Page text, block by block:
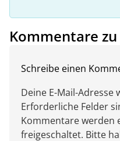
Kommentare
Schreibe einen
Deine E-Mail-
Erforderliche Felder
Kommentare werden
freigeschaltet. Bitte